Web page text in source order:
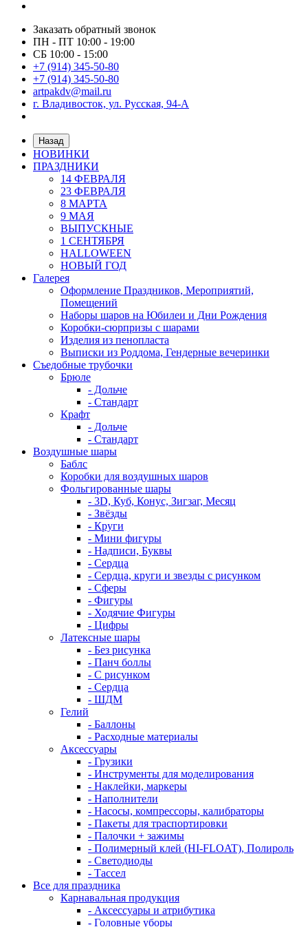
Заказать обратный звонок
ПН - ПТ 10:00 - 19:00
СБ 10:00 - 15:00
+7 (914) 345-50-80
+7 (914) 345-50-80
artpakdv@mail.ru
г. Владивосток, ул. Русская, 94-А
Назад
НОВИНКИ
ПРАЗДНИКИ
14 ФЕВРАЛЯ
23 ФЕВРАЛЯ
8 МАРТА
9 МАЯ
ВЫПУСКНЫЕ
1 СЕНТЯБРЯ
HALLOWEEN
НОВЫЙ ГОД
Галерея
Оформление Праздников, Мероприятий,
Помещений
Наборы шаров на Юбилеи и Дни Рождения
Коробки-сюрпризы с шарами
Изделия из пенопласта
Выписки из Роддома, Гендерные вечеринки
Съедобные трубочки
Брюле
- Дольче
- Стандарт
Крафт
- Дольче
- Стандарт
Воздушные шары
Баблс
Коробки для воздушных шаров
Фольгированные шары
- 3D, Куб, Конус, Зигзаг, Месяц
- Звёзды
- Круги
- Мини фигуры
- Надписи, Буквы
- Сердца
- Сердца, круги и звезды с рисунком
- Сферы
- Фигуры
- Ходячие Фигуры
- Цифры
Латексные шары
- Без рисунка
- Панч боллы
- С рисунком
- Сердца
- ШДМ
Гелий
- Баллоны
- Расходные материалы
Аксессуары
- Грузики
- Инструменты для моделирования
- Наклейки, маркеры
- Наполнители
- Насосы, компрессоры, калибраторы
- Пакеты для траспортировки
- Палочки + зажимы
- Полимерный клей (HI-FLOAT), Полироль
- Светодиоды
- Тассел
Все для праздника
Карнавальная продукция
- Аксессуары и атрибутика
- Головные уборы